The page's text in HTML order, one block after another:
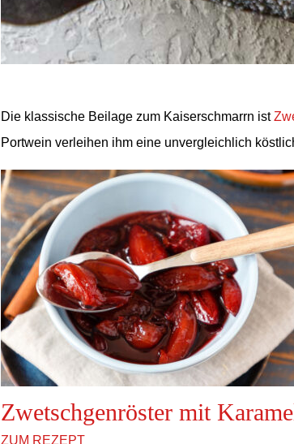
Die klassische Beilage zum Kaiserschmarrn ist
Portwein verleihen ihm eine unvergleichlich
Zwetschgenröster mit
ZUM REZEPT